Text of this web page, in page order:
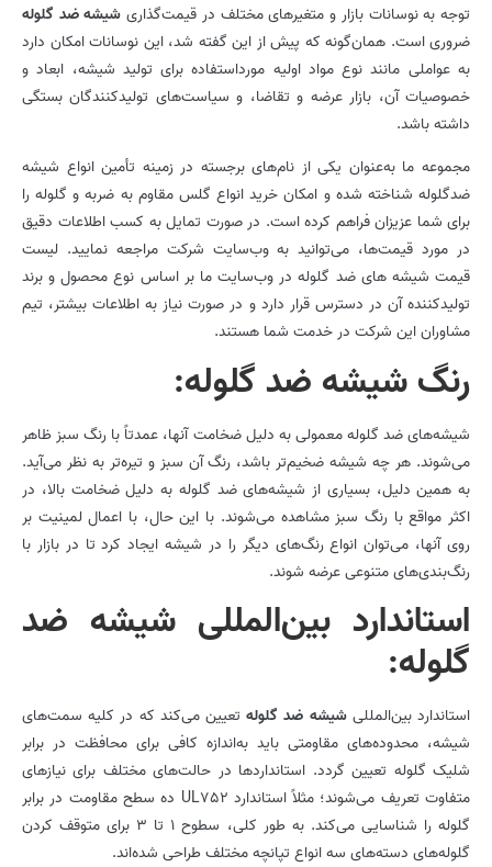
توجه به نوسانات بازار و متغیرهای مختلف در قیمت‌گذاری شیشه ضد گلوله
ضروری است. همان‌گونه که پیش از این گفته شد، این نوسانات امکان دارد
به عواملی مانند نوع مواد اولیه مورداستفاده برای تولید شیشه، ابعاد و
خصوصیات آن، بازار عرضه و تقاضا، و سیاست‌های تولیدکنندگان بستگی
داشته باشد.
مجموعه ما به‌عنوان یکی از نام‌های برجسته در زمینه تأمین انواع شیشه
ضدگلوله شناخته شده و امکان خرید انواع گلس مقاوم به ضربه و گلوله را
برای شما عزیزان فراهم کرده است. در صورت تمایل به کسب اطلاعات دقیق
در مورد قیمت‌ها، می‌توانید به وب‌سایت شرکت مراجعه نمایید. لیست
قیمت شیشه­ های ضد گلوله در وب‌سایت ما بر اساس نوع محصول و برند
تولید‌کننده آن در دسترس قرار دارد و در صورت نیاز به اطلاعات بیشتر، تیم
مشاوران این شرکت در خدمت شما هستند.
رنگ شیشه ضد گلوله:
شیشه‌های ضد گلوله معمولی به دلیل ضخامت آنها، عمدتاً با رنگ سبز ظاهر
می‌شوند. هر چه شیشه ضخیم‌تر باشد، رنگ آن سبز و تیره‌تر به نظر می‌آید.
به همین دلیل، بسیاری از شیشه‌های ضد گلوله به دلیل ضخامت بالا، در
اکثر مواقع با رنگ سبز مشاهده می‌شوند. با این حال، با اعمال لمینیت بر
روی آنها، می‌توان انواع رنگ‌های دیگر را در شیشه ایجاد کرد تا در بازار با
رنگ‌بندی‌های متنوعی عرضه شوند.
استاندارد بین‌المللی شیشه ضد
گلوله:
استاندارد بین‌المللیشیشه ضد گلولهتعیین می‌کند که در کلیه سمت‌های
شیشه، محدوده‌های مقاومتی باید به‌اندازه کافی برای محافظت در برابر
شلیک گلوله تعیین گردد. استانداردها در حالت‌های مختلف برای نیازهای
متفاوت تعریف می‌شوند؛ مثلاً استاندارد UL752 ده سطح مقاومت در برابر
گلوله را شناسایی می‌کند. به طور کلی، سطوح 1 تا 3 برای متوقف کردن
گلوله‌های دسته‌های سه انواع تپانچه مختلف طراحی شده‌اند.